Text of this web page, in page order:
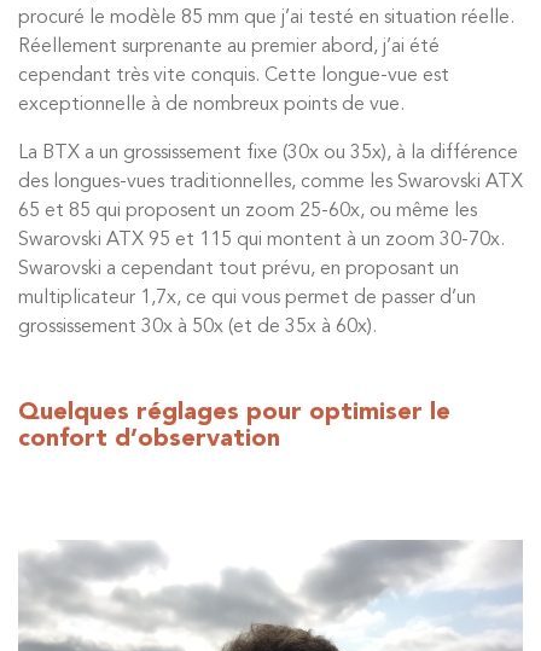
procuré le modèle 85 mm que j’ai testé en situation réelle.
Réellement surprenante au premier abord, j’ai été
cependant très vite conquis. Cette longue-vue est
exceptionnelle à de nombreux points de vue.
La BTX a un grossissement fixe (30x ou 35x), à la différence
des longues-vues traditionnelles, comme les Swarovski ATX
65 et 85 qui proposent un zoom 25-60x, ou même les
Swarovski ATX 95 et 115 qui montent à un zoom 30-70x.
Swarovski a cependant tout prévu, en proposant un
multiplicateur 1,7x, ce qui vous permet de passer d’un
grossissement 30x à 50x (et de 35x à 60x).
Quelques réglages pour optimiser le
confort d’observation